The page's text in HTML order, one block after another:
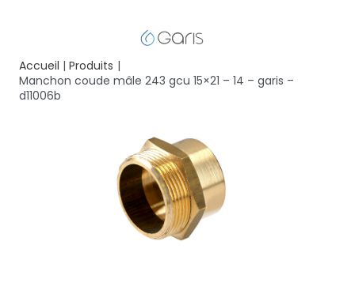
Accueil
Produits
Manchon coude mâle 243 gcu 15×21 – 14 – garis –
d11006b